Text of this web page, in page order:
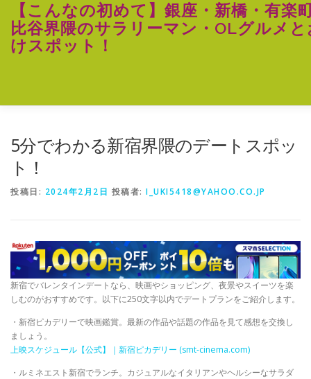
キ
【こんなの初めて】銀座・新橋・有楽
比谷界隈のサラリーマン・OLグルメ
けスポット！
5分でわかる新宿界隈のデートスポッ
ト！
投稿日: 2024年2月2日 投稿者: I_UKI5418@YAHOO.CO.JP
新宿でバレンタインデートなら、映画やショッピング、夜景やスイーツを楽
しむのがおすすめです。以下に250文字以内でデートプランをご紹介します。
・新宿ピカデリーで映画鑑賞。最新の作品や話題の作品を見て感想を交換し
ましょう。
上映スケジュール【公式】｜新宿ピカデリー (smt-cinema.com)
・ルミネエスト新宿でランチ。カジュアルなイタリアンやヘルシーなサラダ